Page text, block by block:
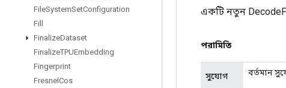
FileSystemSetConfiguration
Fill
FinalizeDataset
FinalizeTPUEmbedding
Fingerprint
Fresnel Cos
একটি নতুন
পরামিতি
সুযোগ বর্তমান